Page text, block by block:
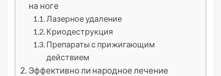
на ноге
Лазерное удаление
Криодеструкция
Препараты с прижигающим
действием
Эффективно ли народное лечение